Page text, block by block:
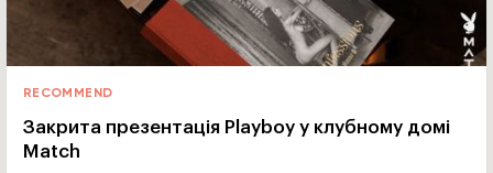
RECOMMEND
Закрита презентація Playboy у клубному домі
Match